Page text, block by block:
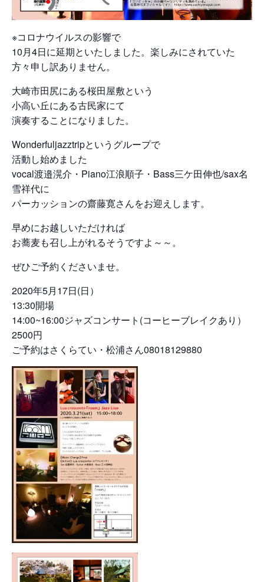
※コロナウイルスの影響で
10月4日に延期といたしました。楽しみにされていた
方々申し訳ありません。
大崎市田尻にある桜田屋敷という
小高い丘にある古民家にて
演奏することになりました。
Wonderfuljazztripというグループで
活動し始めました
vocal渡邉滉介・Piano江浪順子・Bass三ケ田伸也/sax名
雪祥代に
パーカッションの齋藤寛さんをお迎えします。
早めにお越しいただければ
お蕎麦も召し上がれるそうですよ～～。
ぜひご予約くださいませ。
2020年5月17日(日）
13:30開場
14:00~16:00ジャズコンサート(コーヒーブレイクあり）
2500円
ご予約はさくらてい・松浦さん08018129880